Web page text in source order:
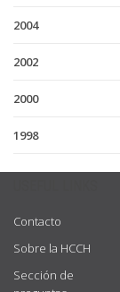
2004
2002
2000
1998
Contacto
Sobre la HCCH
Sección de